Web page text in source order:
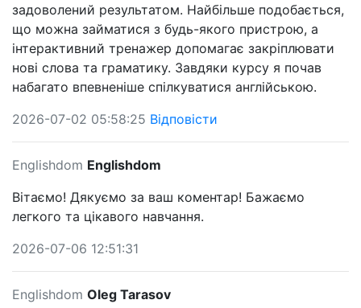
задоволений результатом. Найбільше подобається,
що можна займатися з будь-якого пристрою, а
інтерактивний тренажер допомагає закріплювати
нові слова та граматику. Завдяки курсу я почав
набагато впевненіше спілкуватися англійською.
2026-07-02 05:58:25 Відповісти
Englishdom Englishdom
Вітаємо! Дякуємо за ваш коментар! Бажаємо
легкого та цікавого навчання.
2026-07-06 12:51:31
Englishdom Oleg Tarasov